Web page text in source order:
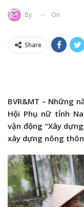
By On
Share
BVR&MT – Những
Hội Phụ nữ tỉnh
vận động “Xây
xây dựng nông